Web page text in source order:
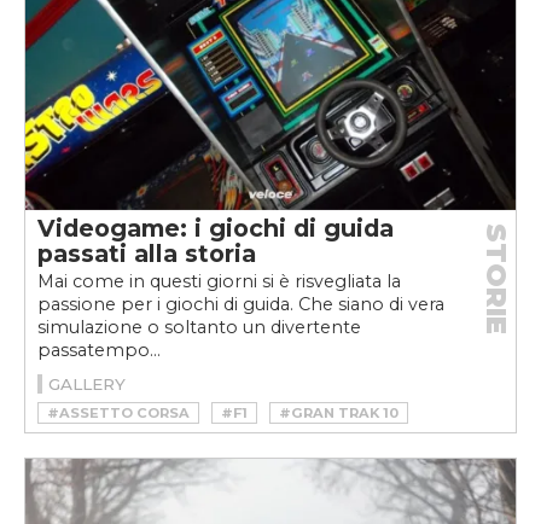
Videogame: i giochi di guida
passati alla storia
Mai come in questi giorni si è risvegliata la
passione per i giochi di guida. Che siano di vera
simulazione o soltanto un divertente
passatempo...
STORIE
GALLERY
#ASSETTO CORSA #F1
#GRAN TRAK 10
#GRAN TURISMO
#NEED FOR SPEED
#OUTRUN
#SEGA RALLY
#SIMULAZIONE
#TEST DRIVE
#TURBO
#VIDEOGAMES
#VIDEOGIOCHI